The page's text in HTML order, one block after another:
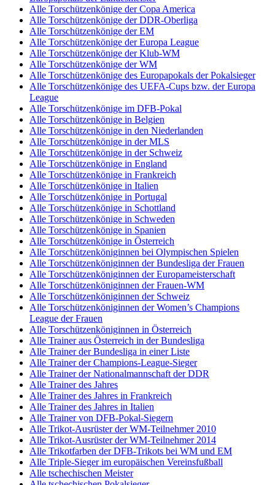
Alle Torschützenkönige der Copa America
Alle Torschützenkönige der DDR-Oberliga
Alle Torschützenkönige der EM
Alle Torschützenkönige der Europa League
Alle Torschützenkönige der Klub-WM
Alle Torschützenkönige der WM
Alle Torschützenkönige des Europapokals der Pokalsieger
Alle Torschützenkönige des UEFA-Cups bzw. der Europa
League
Alle Torschützenkönige im DFB-Pokal
Alle Torschützenkönige in Belgien
Alle Torschützenkönige in den Niederlanden
Alle Torschützenkönige in der MLS
Alle Torschützenkönige in der Schweiz
Alle Torschützenkönige in England
Alle Torschützenkönige in Frankreich
Alle Torschützenkönige in Italien
Alle Torschützenkönige in Portugal
Alle Torschützenkönige in Schottland
Alle Torschützenkönige in Schweden
Alle Torschützenkönige in Spanien
Alle Torschützenkönige in Österreich
Alle Torschützenköniginnen bei Olympischen Spielen
Alle Torschützenköniginnen der Bundesliga der Frauen
Alle Torschützenköniginnen der Europameisterschaft
Alle Torschützenköniginnen der Frauen-WM
Alle Torschützenköniginnen der Schweiz
Alle Torschützenköniginnen der Women’s Champions
League der Frauen
Alle Torschützenköniginnen in Österreich
Alle Trainer aus Österreich in der Bundesliga
Alle Trainer der Bundesliga in einer Liste
Alle Trainer der Champions-League-Sieger
Alle Trainer der Nationalmannschaft der DDR
Alle Trainer des Jahres
Alle Trainer des Jahres in Frankreich
Alle Trainer des Jahres in Italien
Alle Trainer von DFB-Pokal-Siegern
Alle Trikot-Ausrüster der WM-Teilnehmer 2010
Alle Trikot-Ausrüster der WM-Teilnehmer 2014
Alle Trikotfarben der DFB-Trikots bei WM und EM
Alle Triple-Sieger im europäischen Vereinsfußball
Alle tschechischen Meister